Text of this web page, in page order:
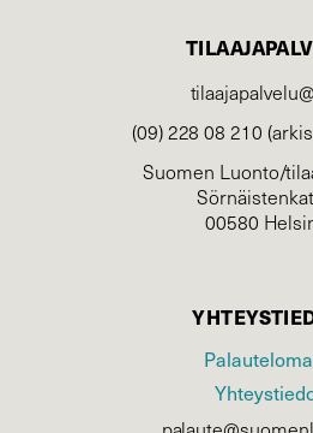
(09) 228 08 210
Suomen Luonto/
00580